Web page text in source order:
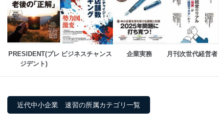
個人情報保護マネジメントシステムの継続的改善
当社は、内部監査及びマネジメントレビューの機会を通
じて、個人情報保護マネジメントシステムを継続的に改
善し、常に最良の状態を維持します。
苦情及び相談受付け窓口
ステムに関するご相談及び苦情については以下までご連
絡ください。
適切、かつ迅速に対応させていただきます。
PRESIDENT(プレ
ジデント)
ビジネスチャンス 企業実務 月刊次世代経営者
近代中小企業 速習の所属カテゴリ一覧